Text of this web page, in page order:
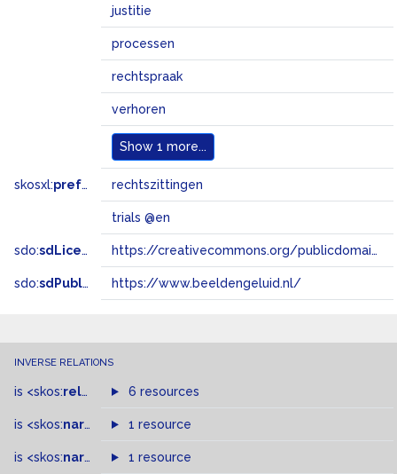
justitie
processen
rechtspraak
verhoren
Show 1 more...
skosxl:prefLabel rechtszittingen
trials @en
sdo:sdLicense https://creativecommons.org/publicdomain/zero/1.0/
sdo:sdPublisher https://www.beeldengeluid.nl/
INVERSE RELATIONS
is <skos:related > of
6 resources
is <skos:narrowMatch >of
1 resource
is <skos:narrower >of
1 resource